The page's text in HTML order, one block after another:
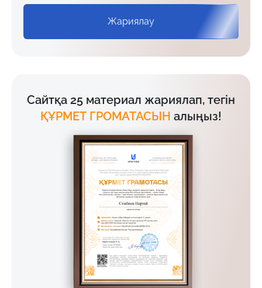
Жариялау
Сайтқа 25 материал жариялап, тегін
ҚҰРМЕТ ГРОМАТАСЫН алыңыз!